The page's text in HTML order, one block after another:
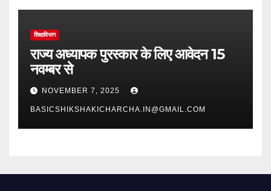
शिक्षाविभाग
राज्य अध्यापक पुरस्कार के लिए आवेदन 15
नवम्बर से
NOVEMBER 7, 2025
BASICSHIKSHAKICHARCHA.IN@GMAIL.COM